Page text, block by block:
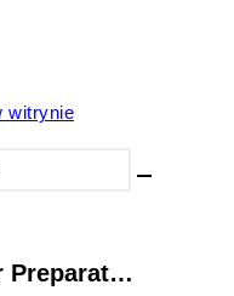
witrynie
Preparat…